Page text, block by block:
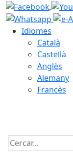
Idiomes
Català
Castellà
Anglès
Alemany
Francès
Cercar: